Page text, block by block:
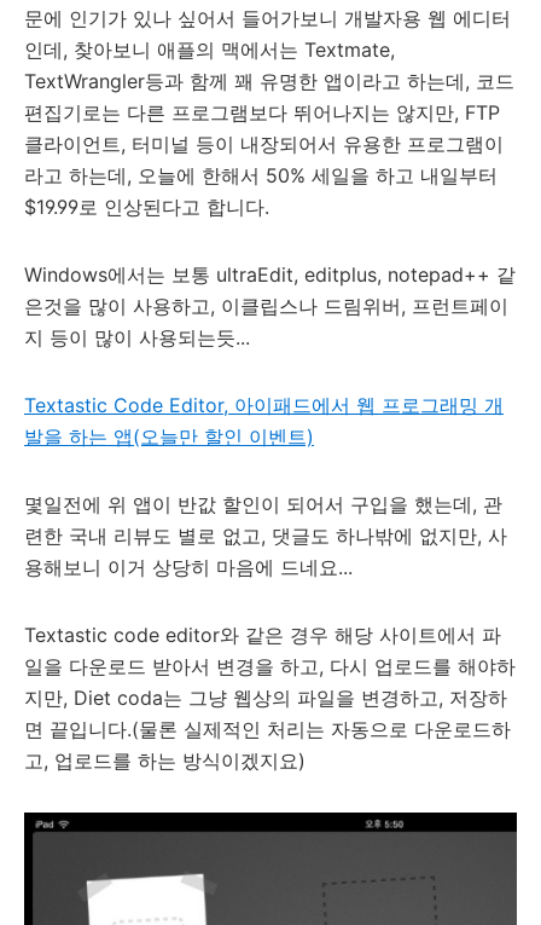
문에 인기가 있나 싶어서 들어가보니 개발자용 웹 에디터
인데, 찾아보니 애플의 맥에서는 Textmate,
TextWrangler등과 함께 꽤 유명한 앱이라고 하는데, 코드
편집기로는 다른 프로그램보다 뛰어나지는 않지만, FTP
클라이언트, 터미널 등이 내장되어서 유용한 프로그램이
라고 하는데, 오늘에 한해서 50% 세일을 하고 내일부터
$19.99로 인상된다고 합니다.
Windows에서는 보통 ultraEdit, editplus, notepad++ 같
은것을 많이 사용하고, 이클립스나 드림위버, 프런트페이
지 등이 많이 사용되는듯...
Textastic Code Editor, 아이패드에서 웹 프로그래밍 개
발을 하는 앱(오늘만 할인 이벤트)
몇일전에 위 앱이 반값 할인이 되어서 구입을 했는데, 관
련한 국내 리뷰도 별로 없고, 댓글도 하나밖에 없지만, 사
용해보니 이거 상당히 마음에 드네요...
Textastic code editor와 같은 경우 해당 사이트에서 파
일을 다운로드 받아서 변경을 하고, 다시 업로드를 해야하
지만, Diet coda는 그냥 웹상의 파일을 변경하고, 저장하
면 끝입니다.(물론 실제적인 처리는 자동으로 다운로드하
고, 업로드를 하는 방식이겠지요)